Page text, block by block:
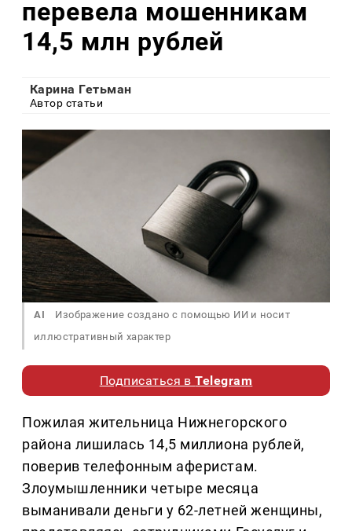
перевела мошенникам
14,5 млн рублей
Карина Гетьман
Автор статьи
AI
Изображение создано с помощью ИИ и носит
иллюстративный характер
Подписаться вTelegram
Пожилая жительница Нижнегорского
района лишилась 14,5 миллиона рублей,
поверив телефонным аферистам.
Злоумышленники четыре месяца
выманивали деньги у 62-летней женщины,